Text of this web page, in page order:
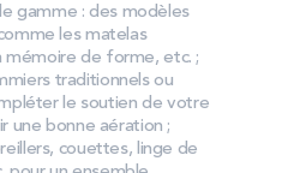
gamme : des modèles
les matelas
mémoire de forme, etc. ;
traditionnels ou
le soutien de votre
une bonne aération ;
couettes, linge de